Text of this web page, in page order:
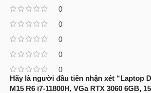
0
0
0
0
0
Hãy là người đầu tiên nhận xét “Laptop
M15 R6 i7-11800H, VGa RTX 3060 6GB,